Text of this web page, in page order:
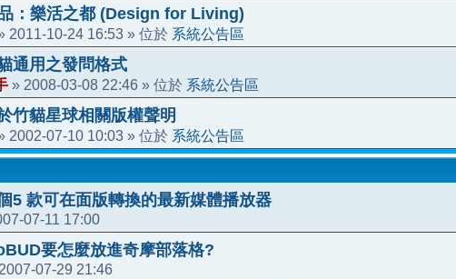
：樂活之都 (Design for Living)
2011-10-24 16:53 » 位於 系統公告區
通用之發問格式
» 2008-03-08 22:46 » 位於 系統公告區
竹貓星球相關版權聲明
2002-07-10 10:03 » 位於 系統公告區
5 款可在面版轉換的最新媒體播放器
07-11 17:00
要怎麼放進奇摩部落格?
2007-07-29 21:46